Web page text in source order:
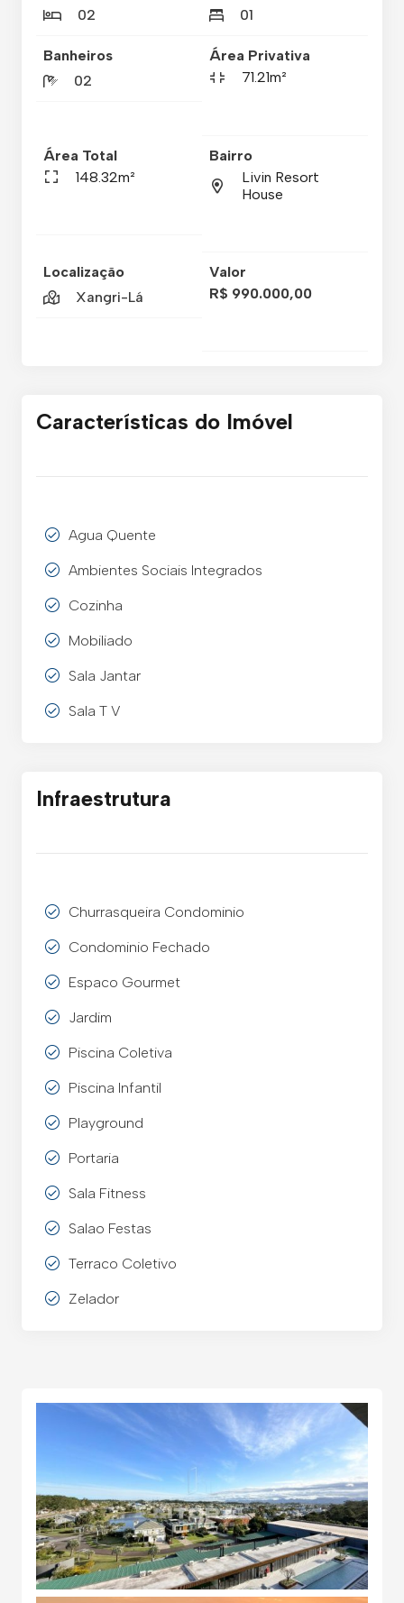
02
01
Banheiros
02
Área Privativa
71.21m²
Área Total
148.32m²
Bairro
Livin Resort
House
Localização
Xangri-Lá
Valor
R$ 990.000,00
Características do Imóvel
Agua Quente
Ambientes Sociais Integrados
Cozinha
Mobiliado
Sala Jantar
Sala T V
Infraestrutura
Churrasqueira Condominio
Condominio Fechado
Espaco Gourmet
Jardim
Piscina Coletiva
Piscina Infantil
Playground
Portaria
Sala Fitness
Salao Festas
Terraco Coletivo
Zelador